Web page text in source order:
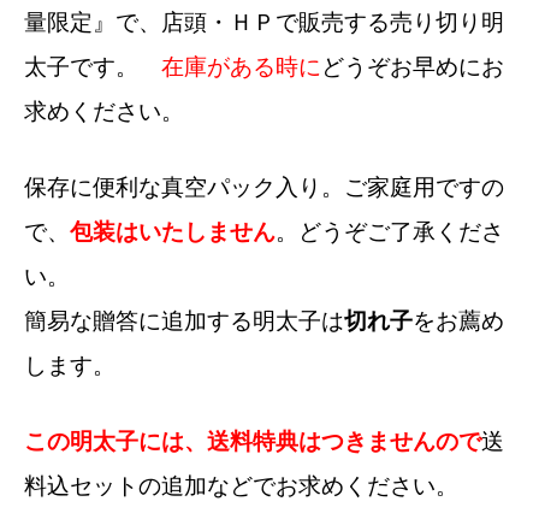
量限定』で、店頭・ＨＰで販売する売り切り明
太子です。 在庫がある時に どうぞお早めにお
求めください。
保存に便利な真空パック入り。ご家庭用ですの
で、 包装はいたしません。どうぞご了承くださ
い。
簡易な贈答に追加する明太子は切れ子をお薦め
します。
この明太子には、送料特典はつきませんので送
料込セットの追加などでお求めください。